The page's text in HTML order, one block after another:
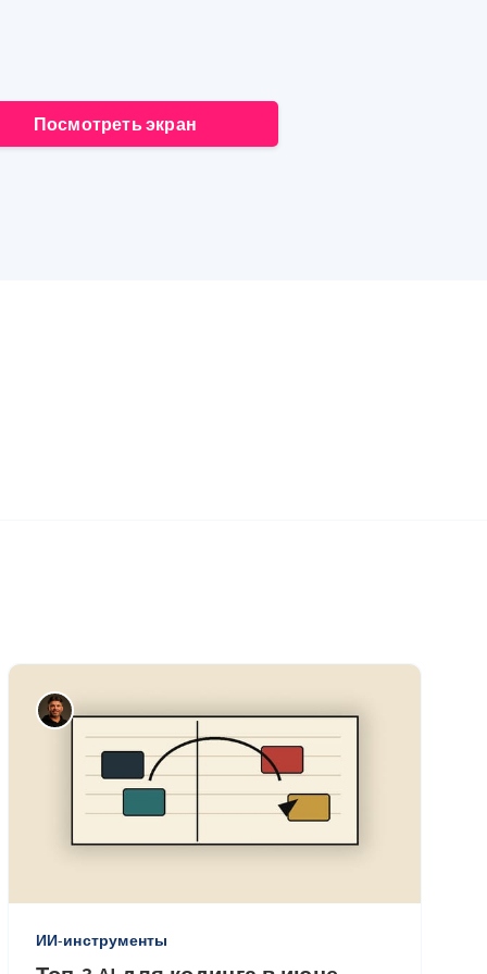
Посмотреть экран
ИИ-инструменты